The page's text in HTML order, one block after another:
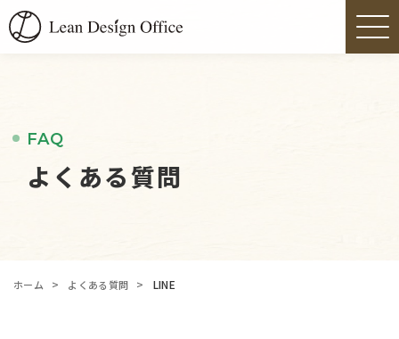
FAQ
よくある質問
ホーム > よくある質問 > LINE